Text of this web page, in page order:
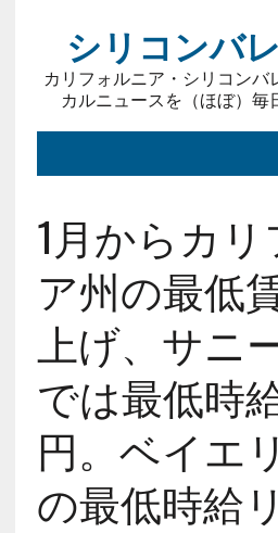
シリコンバ
カリフォルニア・シリコン
カルニュースを（ほぼ）毎
1月からカ
ア州の最低
上げ、サニ
では最低時
円。ベイエ
の最低時給